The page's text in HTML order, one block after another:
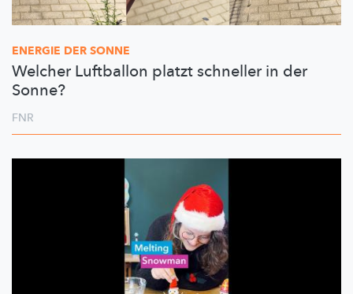
ENERGIE DER SONNE
Welcher Luftballon platzt schneller in der
Sonne?
FNR